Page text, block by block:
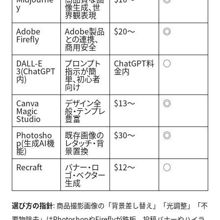
y 像生成、世
界観表現
Adobe
Firefly
Adobe製品
との連携、
商用安全
$20〜 ◎
DALL-E
3(ChatGPT
内)
プロンプト
指示が簡
単、初心者
向け
ChatGPT料
金内
○
Canva
Magic
Studio
デザイン全
般・テンプレ
豊富
$13〜 ◎
Photosho
p(生成AI機
能)
既存画像の
レタッチ・背
景置換
$30〜 ◎
Recraft バナー・ロ
ゴ・ベクター
生成
$12〜 ○
選び方の指針: 商品撮影画像の「背景差し替え」「光調整」「不